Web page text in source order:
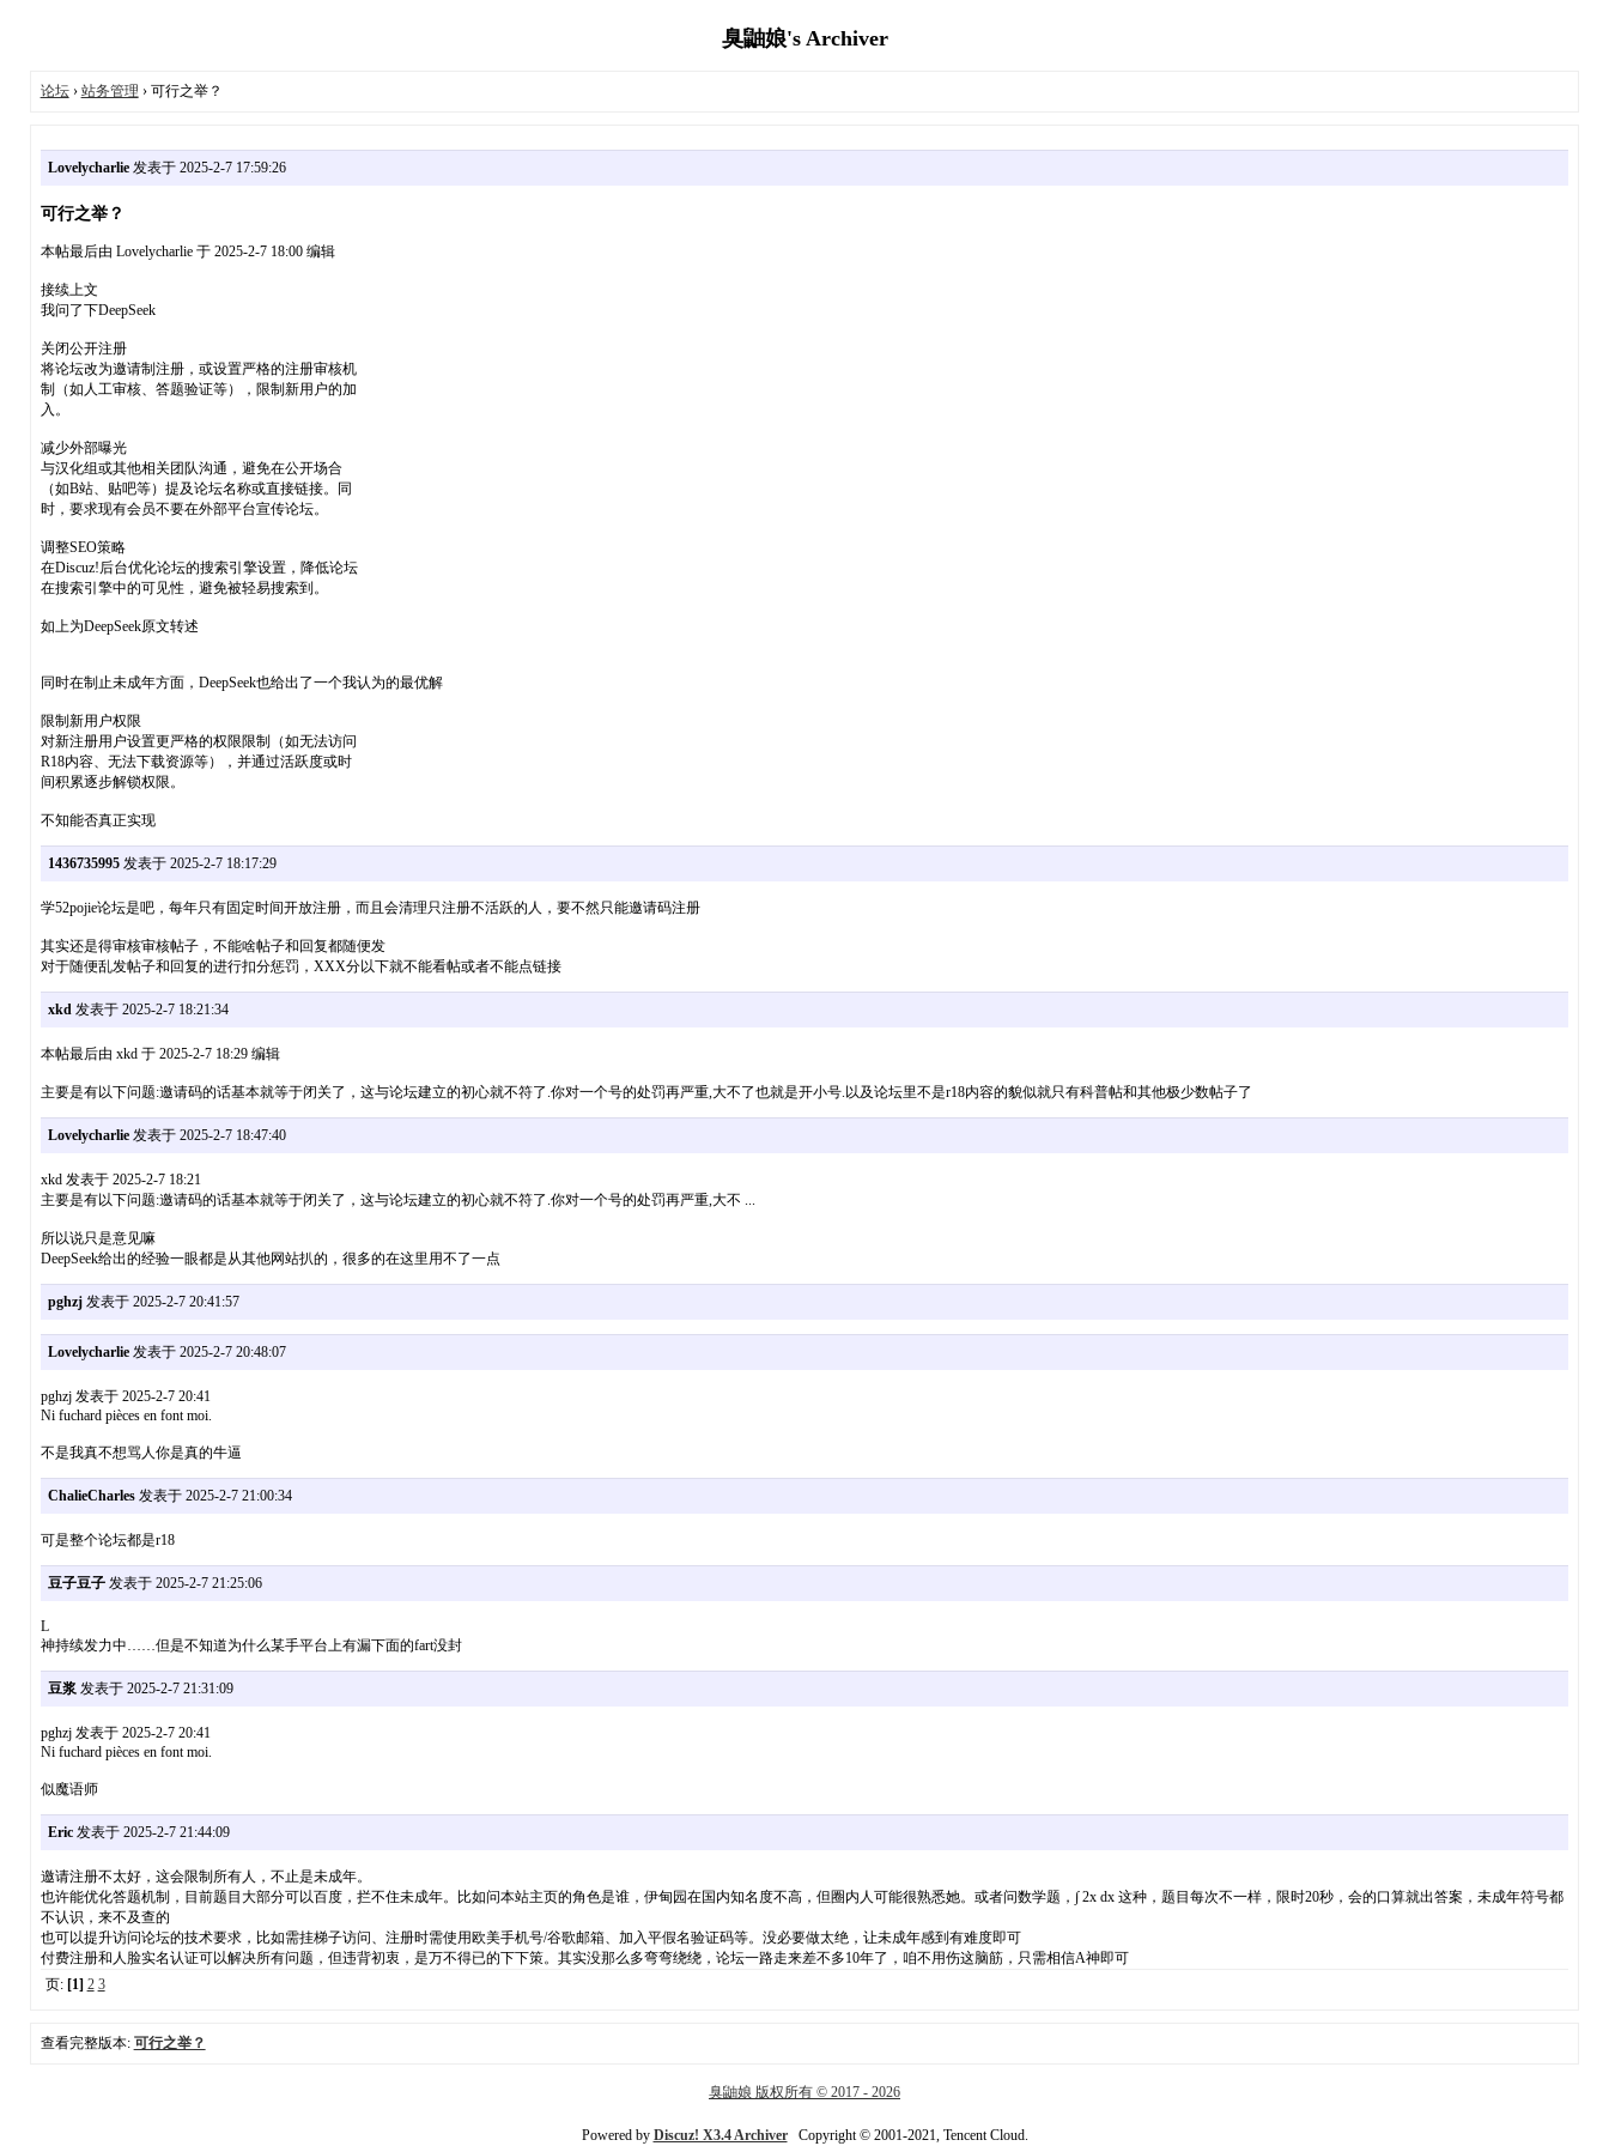
臭鼬娘's Archiver
论坛› 站务管理 › 可行之举？
Lovelycharlie发表于 2025-2-7 17:59:26
可行之举？
本帖最后由 Lovelycharlie 于 2025-2-7 18:00 编辑
接续上文
我问了下DeepSeek
关闭公开注册
将论坛改为邀请制注册，或设置严格的注册审核机
制（如人工审核、答题验证等），限制新用户的加
入。
减少外部曝光
与汉化组或其他相关团队沟通，避免在公开场合
（如B站、贴吧等）提及论坛名称或直接链接。同
时，要求现有会员不要在外部平台宣传论坛。
调整SEO策略
在Discuz!后台优化论坛的搜索引擎设置，降低论坛
在搜索引擎中的可见性，避免被轻易搜索到。
如上为DeepSeek原文转述
同时在制止未成年方面，DeepSeek也给出了一个我认为的最优解
限制新用户权限
对新注册用户设置更严格的权限限制（如无法访问
R18内容、无法下载资源等），并通过活跃度或时
间积累逐步解锁权限。
不知能否真正实现
1436735995发表于 2025-2-7 18:17:29
学52pojie论坛是吧，每年只有固定时间开放注册，而且会清理只注册不活跃的人，要不然只能邀请码注册
其实还是得审核审核帖子，不能啥帖子和回复都随便发
对于随便乱发帖子和回复的进行扣分惩罚，XXX分以下就不能看帖或者不能点链接
xkd发表于 2025-2-7 18:21:34
本帖最后由 xkd 于 2025-2-7 18:29 编辑
主要是有以下问题:邀请码的话基本就等于闭关了，这与论坛建立的初心就不符了.你对一个号的处罚再严重,大不了也就是开小号.以及论坛里不是r18内容的貌似就只有科普帖和其他极少数帖子了
Lovelycharlie发表于 2025-2-7 18:47:40
xkd 发表于 2025-2-7 18:21
主要是有以下问题:邀请码的话基本就等于闭关了，这与论坛建立的初心就不符了.你对一个号的处罚再严重,大不 ...
所以说只是意见嘛
DeepSeek给出的经验一眼都是从其他网站扒的，很多的在这里用不了一点
pghzj发表于 2025-2-7 20:41:57
Lovelycharlie发表于 2025-2-7 20:48:07
pghzj 发表于 2025-2-7 20:41
Ni fuchard pièces en font moi.
不是我真不想骂人你是真的牛逼
ChalieCharles发表于 2025-2-7 21:00:34
可是整个论坛都是r18
豆子豆子发表于 2025-2-7 21:25:06
L
神持续发力中……但是不知道为什么某手平台上有漏下面的fart没封
豆浆发表于 2025-2-7 21:31:09
pghzj 发表于 2025-2-7 20:41
Ni fuchard pièces en font moi.
似魔语师
Eric发表于 2025-2-7 21:44:09
邀请注册不太好，这会限制所有人，不止是未成年。
也许能优化答题机制，目前题目大部分可以百度，拦不住未成年。比如问本站主页的角色是谁，伊甸园在国内知名度不高，但圈内人可能很熟悉她。或者问数学题，∫ 2x dx 这种，题目每次不一样，限时20秒，会的口算就出答案，未成年符号都
不认识，来不及查的
也可以提升访问论坛的技术要求，比如需挂梯子访问、注册时需使用欧美手机号/谷歌邮箱、加入平假名验证码等。没必要做太绝，让未成年感到有难度即可
付费注册和人脸实名认证可以解决所有问题，但违背初衷，是万不得已的下下策。其实没那么多弯弯绕绕，论坛一路走来差不多10年了，咱不用伤这脑筋，只需相信A神即可
页: [1] 2 3
查看完整版本: 可行之举？
臭鼬娘 版权所有 © 2017 - 2026
Powered by Discuz! X3.4 ArchiverCopyright © 2001-2021, Tencent Cloud.